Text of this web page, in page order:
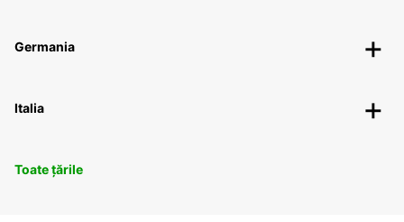
Germania
Italia
Toate țările